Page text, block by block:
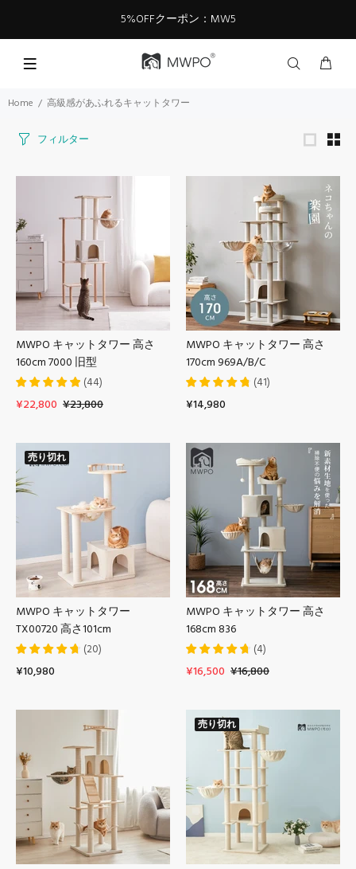
5%OFFクーポン：MW5
Home 高級感があふれるキャットタワー
フィルター
MWPO キャットタワー 高さ
160cm 7000 旧型
(44)
¥22,800 ¥23,800
MWPO キャットタワー 高さ
170cm 969A/B/C
(41)
¥14,980
売り切れ
MWPO キャットタワー
TX00720 高さ101cm
(20)
¥10,980
MWPO キャットタワー 高さ
168cm 836
(4)
¥16,500 ¥16,800
売り切れ